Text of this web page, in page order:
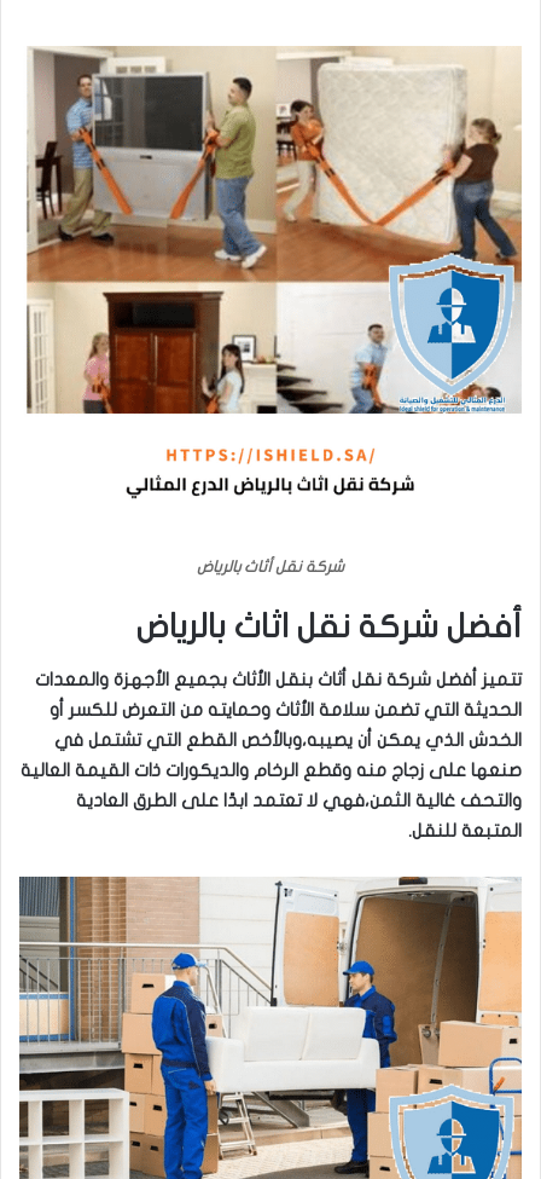
شركة نقل أثاث بالرياض
أفضل شركة نقل اثاث بالرياض
تتميز أفضل شركة نقل أثاث بنقل الأثاث بجميع الأجهزة والمعدات
الحديثة التي تضمن سلامة الأثاث وحمايته من التعرض للكسر أو
الخدش الذي يمكن أن يصيبه،وبالأخص القطع التي تشتمل في
صنعها على زجاج منه وقطع الرخام والديكورات ذات القيمة العالية
والتحف غالية الثمن،فهي لا تعتمد ابدًا على الطرق العادية
المتبعة للنقل.